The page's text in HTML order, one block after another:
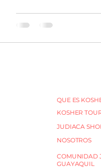
QUE ES
KOSHER
JUDIACA
NOSOTROS
COMUNIDAD
GUAYAQUIL